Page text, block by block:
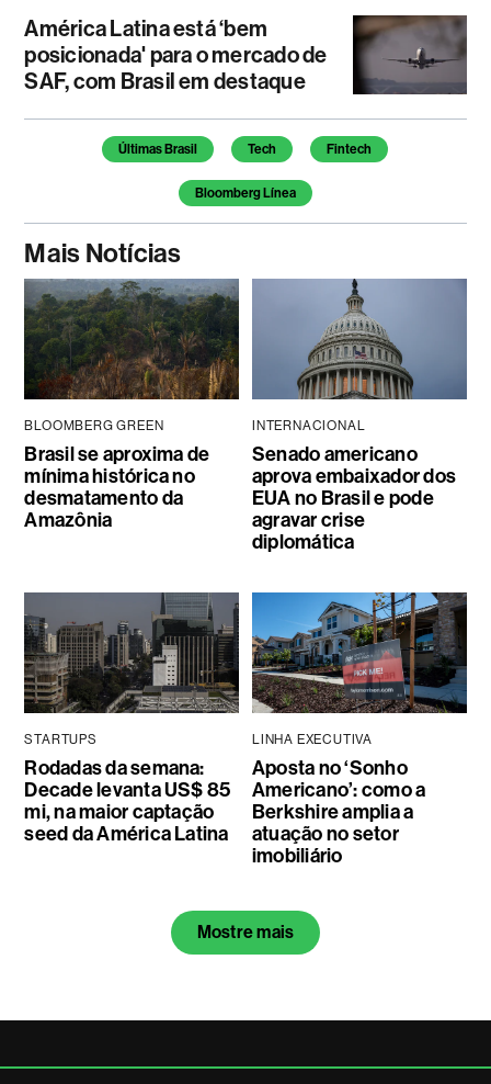
América Latina está ‘bem
posicionada' para o mercado de
SAF, com Brasil em destaque
Temas deste artigo
Últimas Brasil Tech Fintech
Bloomberg Línea
Mais Notícias
BLOOMBERG GREEN
Brasil se aproxima de
mínima histórica no
desmatamento da
Amazônia
INTERNACIONAL
Senado americano
aprova embaixador dos
EUA no Brasil e pode
agravar crise
diplomática
STARTUPS
Rodadas da semana:
Decade levanta US$ 85
mi, na maior captação
seed da América Latina
LINHA EXECUTIVA
Aposta no ‘Sonho
Americano’: como a
Berkshire amplia a
atuação no setor
imobiliário
Mostre mais